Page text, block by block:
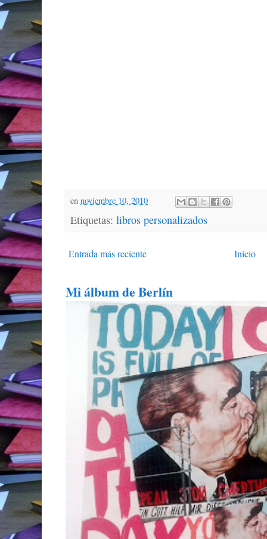
en noviembre 10, 2010
Etiquetas: libros personalizados
Entrada más reciente Inicio
Mi álbum de Berlín